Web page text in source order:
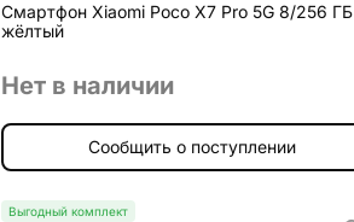
Смартфон Xiaomi Poco X7 Pro 5G 8/256 ГБ
жёлтый
Нет в наличии
Сообщить о поступлении
Выгодный комплект